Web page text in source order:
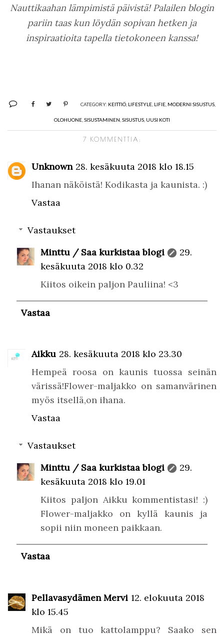
Nauttikaahan lämpimistä päivistä! Palailen blogin
pariin taas kun löydän sopivan hetken ja
inspiraatioita tapella tietokoneen kanssa!
CATEGORY: KEITTIÖ, LIFESTYLE, LIFIE, MODERNI SISUSTUS,
OLOHUONE SISUSTAMINEN SISUSTUS UUSI KOTI
7 KOMMENTTIA:
Unknown 28. kesäkuuta 2018 klo 18.15
Ihanan näköistä! Kodikasta ja kaunista. :)
Vastaa
Vastaukset
Minttu / Saa kurkistaa blogi
29.
kesäkuuta 2018 klo 0.32
Kiitos oikein paljon Pauliina! <3
Vastaa
Aikku 28. kesäkuuta 2018 klo 23.30
Hempeä roosa on kaunis tuossa seinän
värissä!Flower-maljakko on samanvärinen
myös itsellä,on ihana.
Vastaa
Vastaukset
Minttu / Saa kurkistaa blogi
29.
kesäkuuta 2018 klo 19.01
Kiitos paljon Aikku kommentistasi! :)
Flower-maljakko on kyllä kaunis ja
sopii niin moneen paikkaan.
Vastaa
Pellavasydämen Mervi 12. elokuuta 2018
klo 15.45
Mikä on tuo kattolamppu? Saako sen